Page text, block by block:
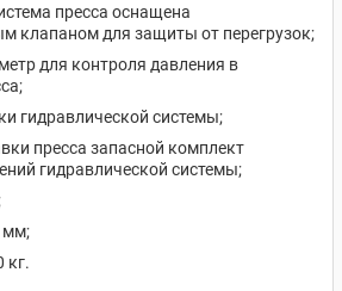
пресса оснащена
клапаном для защиты от перегрузок;
для контроля давления в
гидравлической системы;
пресса запасной комплект
гидравлической системы;
мм;
кг.